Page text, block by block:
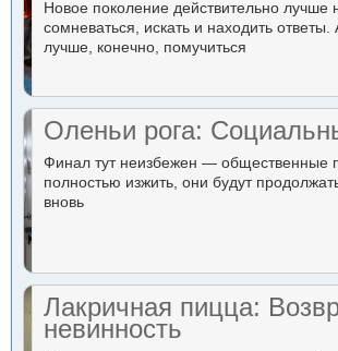
Новое поколение действительно лучше
сомневаться, искать и находить
лучше, конечно, помучиться
Оленьи рога:
Финал тут неизбежен — общественные
полностью изжить, они будут
вновь
Лакричная пицца:
невинность